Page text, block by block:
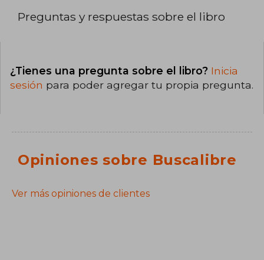
Preguntas y respuestas sobre el libro
¿Tienes una pregunta sobre el libro? Inicia
sesión para poder agregar tu propia pregunta.
Opiniones sobre Buscalibre
Ver más opiniones de clientes